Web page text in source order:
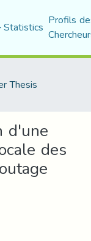
Statistics Profils
Thesis
d'une
des